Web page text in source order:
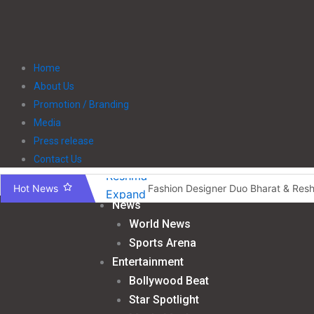
Home
About Us
Promotion / Branding
Media
Press release
Contact Us
Hot News
Fashion Designer Duo Bharat &
दिल्ली स्कूल ऑफ कम्युनिकेशन के 32वें शैक्षणिक
नियल वेलिंगटन ने शर्वरी को बनाया अपना नया
News
World News
Sports Arena
Entertainment
Bollywood Beat
Star Spotlight